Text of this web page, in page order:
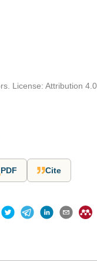
License: Attribution
PDF Cite